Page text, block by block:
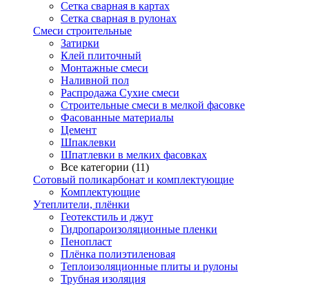
Сетка сварная в картах
Сетка сварная в рулонах
Смеси строительные
Затирки
Клей плиточный
Монтажные смеси
Наливной пол
Распродажа Сухие смеси
Строительные смеси в мелкой фасовке
Фасованные материалы
Цемент
Шпаклевки
Шпатлевки в мелких фасовках
Все категории (11)
Сотовый поликарбонат и комплектующие
Комплектующие
Утеплители, плёнки
Геотекстиль и джут
Гидропароизоляционные пленки
Пенопласт
Плёнка полиэтиленовая
Теплоизоляционные плиты и рулоны
Трубная изоляция